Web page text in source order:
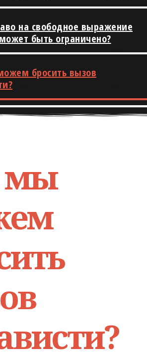
на свободное выражение
быть ограничено?
бросить вызов
мы